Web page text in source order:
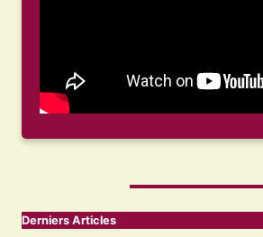
Derniers Articles